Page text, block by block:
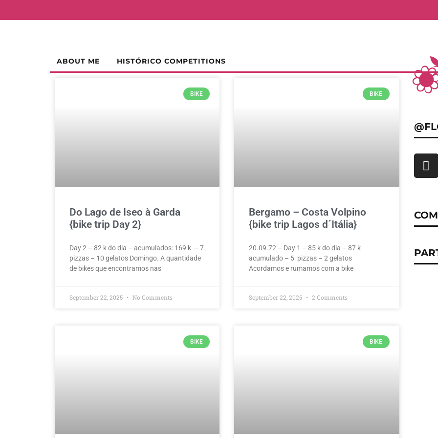
ABOUT ME HISTÓRICO COMPETITIONS
BIKE
Do Lago de Iseo à Garda
{bike trip Day 2}
Day 2 – 82 k do dia – acumulados: 169 k – 7
pizzas – 10 gelatos Domingo. A quantidade
de bikes que encontramos nas
September 22, 2025 No Comments
BIKE
Bergamo – Costa Volpino
{bike trip Lagos d´Itália}
20.09.72 – Day 1 – 85 k do dia – 87 k
acumulado – 5 pizzas – 2 gelatos
Acordamos e rumamos com a bike
September 22, 2025 2 Comments
BIKE BIKE